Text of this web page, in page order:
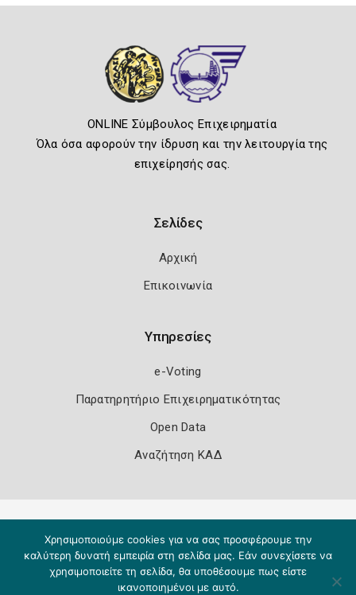
ONLINE Σύμβουλος Επιχειρηματία
Όλα όσα αφορούν την ίδρυση και την λειτουργία της
επιχείρησής σας.
Σελίδες
Αρχική
Επικοινωνία
Υπηρεσίες
e-Voting
Παρατηρητήριο Επιχειρηματικότητας
Open Data
Αναζήτηση ΚΑΔ
Χρησιμοποιούμε cookies για να σας προσφέρουμε την
καλύτερη δυνατή εμπειρία στη σελίδα μας. Εάν συνεχίσετε να
χρησιμοποιείτε τη σελίδα, θα υποθέσουμε πως είστε
ικανοποιημένοι με αυτό.
Copyright 2026 Knowledge A.E.